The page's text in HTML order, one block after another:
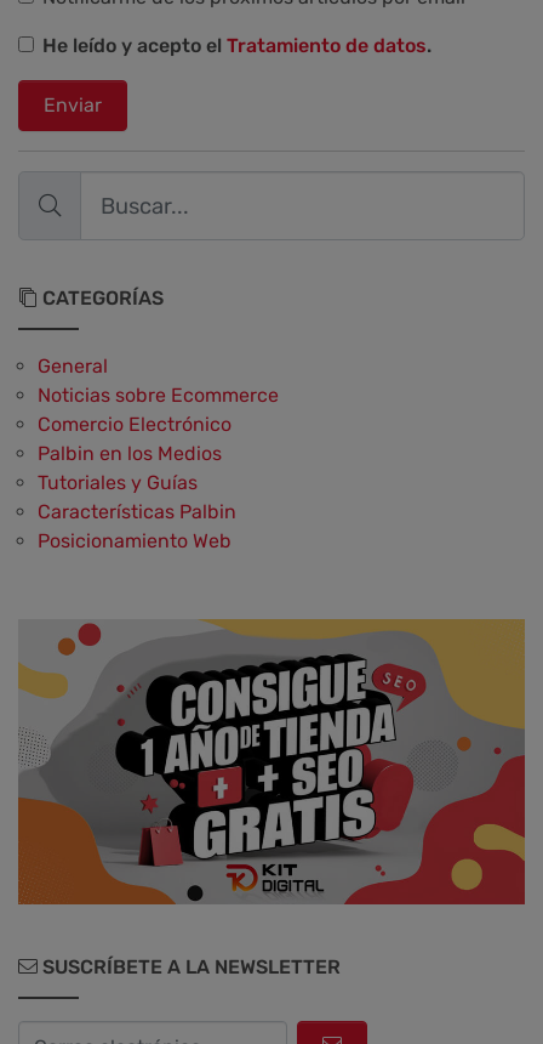
He leído y acepto el Tratamiento de datos.
Enviar
CATEGORÍAS
General
Noticias sobre Ecommerce
Comercio Electrónico
Palbin en los Medios
Tutoriales y Guías
Características Palbin
Posicionamiento Web
Aplicaciones y Herramientas
Testimonios y Opiniones de Palbin.com
Diseño web y UX
SUSCRÍBETE A LA NEWSLETTER